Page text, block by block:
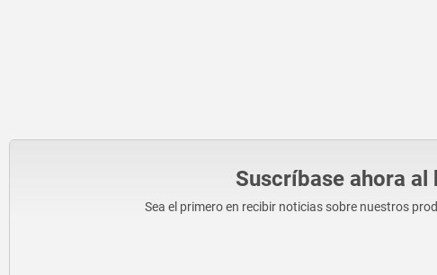
Suscríbase ahora
Sea el primero en recibir noticias sobre nuestros